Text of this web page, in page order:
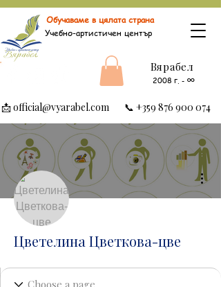
Учебно-артистичен център
Вярабел
2008 г. - ∞
Обучаваме в цялата страна
📩official@vyarabel.com 📞 +359 876 900 074
Цветелина Цветкова-цве